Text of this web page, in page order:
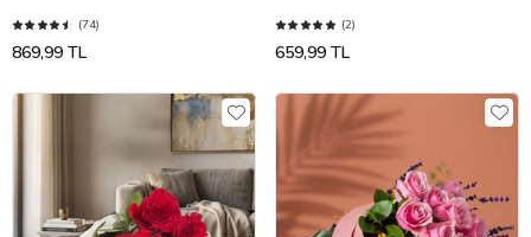
(74)
869,99 TL
(2)
659,99 TL